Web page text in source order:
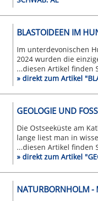
BLASTOIDEEN IM
Im unterdevonischen
2024 wurden die
...diesen Artikel finden
» direkt zum Artikel
GEOLOGIE UND
Die Ostseeküste am
lange liest man in
...diesen Artikel finden
» direkt zum Artikel
NATURBORNHOLM -